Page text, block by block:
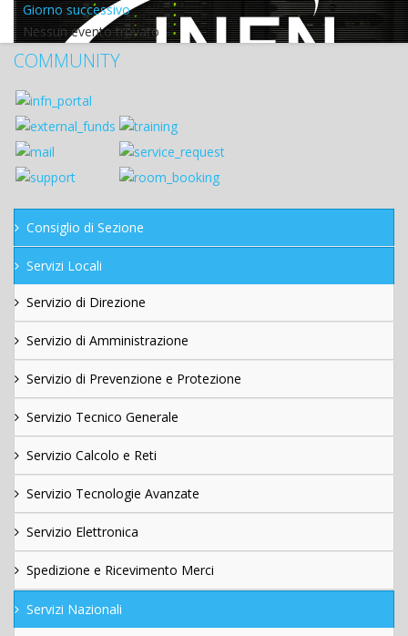
Giorno successivo
Nessun evento trovato
COMMUNITY
Consiglio di Sezione
Servizi Locali
Servizio di Direzione
Servizio di Amministrazione
Servizio di Prevenzione e Protezione
Servizio Tecnico Generale
Servizio Calcolo e Reti
Servizio Tecnologie Avanzate
Servizio Elettronica
Spedizione e Ricevimento Merci
Servizi Nazionali